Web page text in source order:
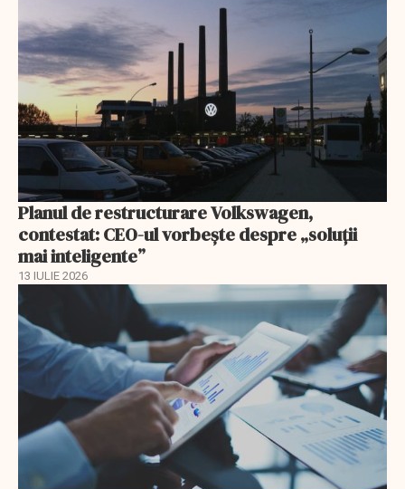
Planul de restructurare Volkswagen,
contestat: CEO-ul vorbește despre „soluții
mai inteligente”
13 IULIE 2026